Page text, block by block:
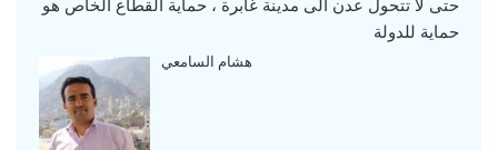
حتى لا تتحول عدن الى مدينة غابرة ، حماية القطاع الخاص هو
حماية للدولة
هشام السامعي